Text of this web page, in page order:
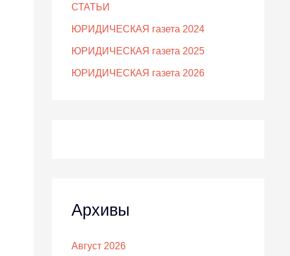
СТАТЬИ
ЮРИДИЧЕСКАЯ газета 2024
ЮРИДИЧЕСКАЯ газета 2025
ЮРИДИЧЕСКАЯ газета 2026
Архивы
Август 2026